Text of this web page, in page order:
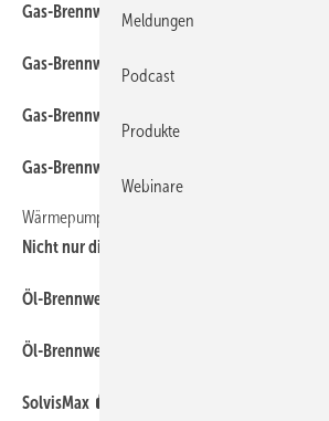
Gas-Brennwertkessel TGB-2
Gas-Brennwerttherme CGB-2
Gas-Brennwerttherme CGB-2-38/55
Gas-Brenn­werttherme CGB-2-75/100
Wärmepumpensysteme umfassender betrachten
Nicht nur die Effizienz ist wichtig
Öl-Brennwertgerät COB-2
Öl-Brenn­wertgerät TOB
SolvisMax
Meldungen
Podcast
Produkte
Webinare